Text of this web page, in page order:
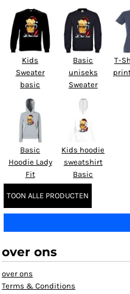
Kids
Sweater
basic
Basic
uniseks
Sweater
T-
Basic
Hoodie Lady
Fit
Kids hoodie
sweatshirt
Basic
TOON ALLE PRODUCTEN
over ons
over ons
Terms & Conditions